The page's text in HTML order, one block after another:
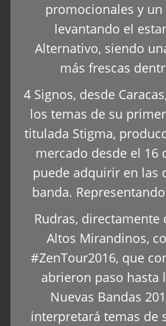
promocionales y
levantando el
Alternativo, siendo
más frescas
4 Signos, desde
los temas de su
titulada Stigma,
mercado desde el 16
puede adquirir en las
banda.
Rudras, directamente
Altos Mirandinos,
#ZenTour2016, que
abrieron paso hasta
Nuevas Bandas
interpretará temas de